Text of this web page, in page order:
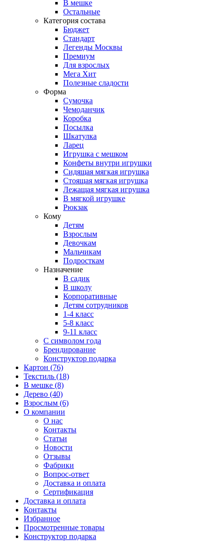
В мешке
Остальные
Категория состава
Бюджет
Стандарт
Легенды Москвы
Премиум
Для взрослых
Мега Хит
Полезные сладости
Форма
Сумочка
Чемоданчик
Коробка
Посылка
Шкатулка
Ларец
Игрушка с мешком
Конфеты внутри игрушки
Сидящая мягкая игрушка
Стоящая мягкая игрушка
Лежащая мягкая игрушка
В мягкой игрушке
Рюкзак
Кому
Детям
Взрослым
Девочкам
Мальчикам
Подросткам
Назначение
В садик
В школу
Корпоративные
Детям сотрудников
1-4 класс
5-8 класс
9-11 класс
С символом года
Брендирование
Конструктор подарка
Картон (76)
Текстиль (18)
В мешке (8)
Дерево (40)
Взрослым (6)
О компании
О нас
Контакты
Статьи
Новости
Отзывы
Фабрики
Вопрос-ответ
Доставка и оплата
Сертификация
Доставка и оплата
Контакты
Избранное
Просмотренные товары
Конструктор подарка